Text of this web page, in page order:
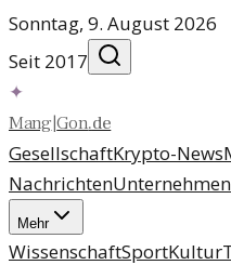
Sonntag, 9. August 2026
Seit 2017
✦
Mang|Gon.de
GesellschaftKrypto-News
NachrichtenUnternehmen
Mehr
WissenschaftSportKultur